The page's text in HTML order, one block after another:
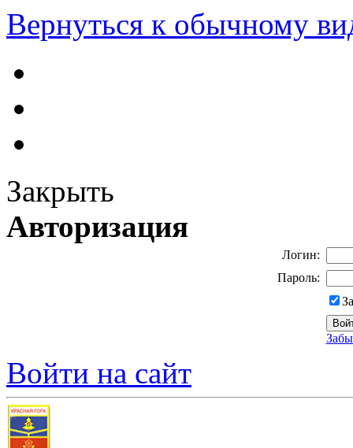
Вернуться к обычному
Закрыть
Авторизация
Логин:
Пароль:
Войти на сайт